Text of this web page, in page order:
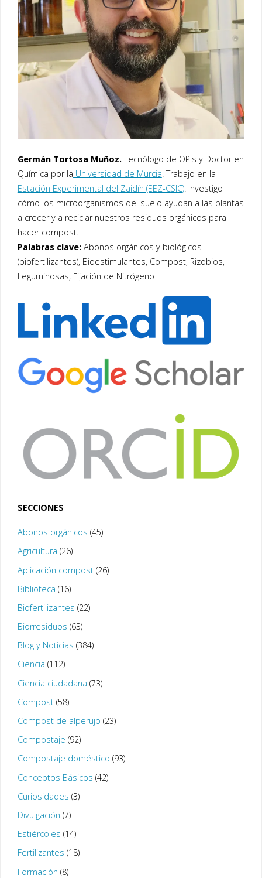
Germán Tortosa Muñoz.Tecnólogo de OPIs y Doctor en
Química por la Universidad de Murcia. Trabajo en la
Estación Experimental del Zaidín (EEZ-CSIC). Investigo
cómo los microorganismos del suelo ayudan a las plantas
a crecer y a reciclar nuestros residuos orgánicos para
hacer compost.
Palabras clave:Abonos orgánicos y biológicos
(biofertilizantes), Bioestimulantes, Compost, Rizobios,
Leguminosas, Fijación de Nitrógeno
SECCIONES
Abonos orgánicos (45)
Agricultura (26)
Aplicación compost(26)
Biblioteca (16)
Biofertilizantes (22)
Biorresiduos (63)
Blog y Noticias (384)
Ciencia (112)
Ciencia ciudadana (73)
Compost(58)
Compost de alperujo (23)
Compostaje (92)
Compostaje doméstico (93)
Conceptos Básicos (42)
Curiosidades (3)
Divulgación (7)
Estiércoles (14)
Fertilizantes (18)
Formación (8)